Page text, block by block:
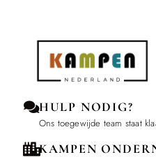
HULP NODIG?
Ons toegewijde team staat
KAMPEN